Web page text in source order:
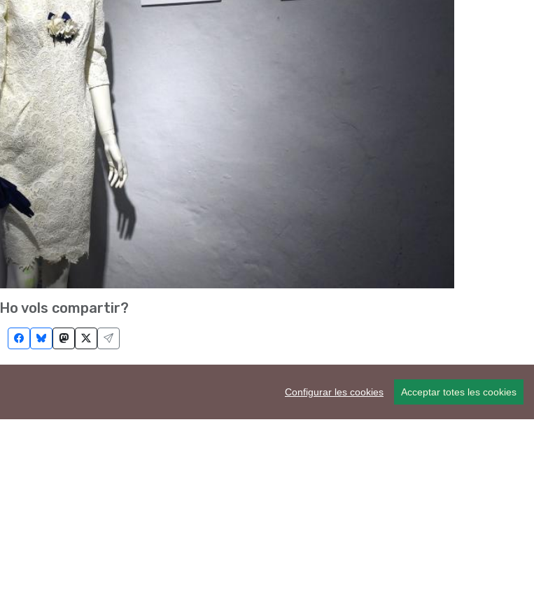
Configurar les cookies Acceptar totes les cookies
Ho vols compartir?